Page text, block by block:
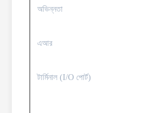
অভিন্নতা
এআর
টার্মিনাল (I/O পোর্ট)